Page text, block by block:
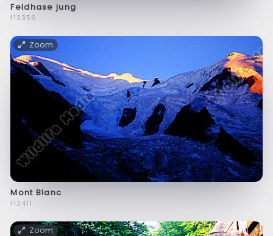
Feldhase jung
f12356
Zoom
Mont Blanc
f12411
Zoom